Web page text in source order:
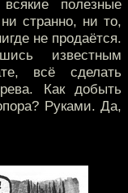
полезные
странно, ни то,
не продаётся.
известным
всё сделать
Как добыть
Руками. Да,